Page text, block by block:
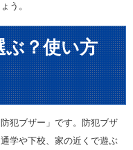
う。
ぶ？使い方
犯ブザー」です。防犯ブザ
学や下校、家の近くで遊ぶ